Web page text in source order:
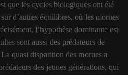
que les cycles biologiques ont été
d’autres équilibres, où les morues
l’hypothèse dominante est
sont aussi des prédateurs de
quasi disparition des morues a
des jeunes générations, qui